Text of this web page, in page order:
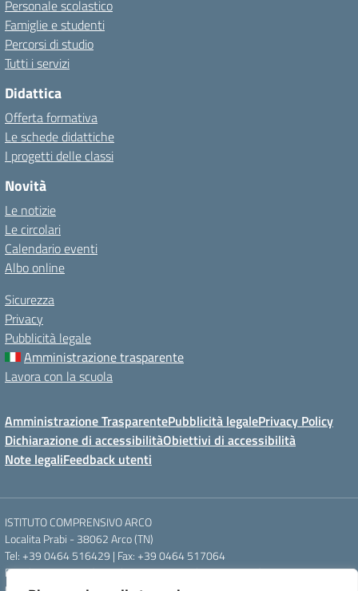
Personale scolastico
Famiglie e studenti
Percorsi di studio
Tutti i servizi
Didattica
Offerta formativa
Le schede didattiche
I progetti delle classi
Novità
Le notizie
Le circolari
Calendario eventi
Albo online
Sicurezza
Privacy
Pubblicità legale
Amministrazione trasparente
Lavora con la scuola
Amministrazione TrasparentePubblicità legalePrivacy Policy
Dichiarazione di accessibilitàObiettivi di accessibilità
Note legaliFeedback utenti
ISTITUTO COMPRENSIVO ARCO
Localita Prabi - 38062 Arco (TN)
Tel: +39 0464 516429 | Fax: +39 0464 517064
Email: segr.ic.arco@scuole.provincia.tn.it | PEC: ic.arco@pec.provincia.tn.it